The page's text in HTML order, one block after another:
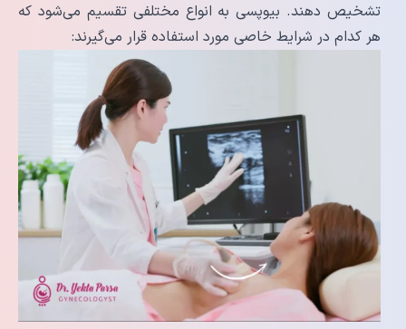
تشخیص دهند. بیوپسی به انواع مختلفی تقسیم می‌شود که
هر کدام در شرایط خاصی مورد استفاده قرار می‌گیرند: